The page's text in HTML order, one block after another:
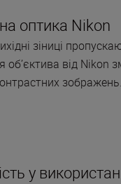
оптика Nikon
зіниці
об’єктива від Nikon
зображень.
у